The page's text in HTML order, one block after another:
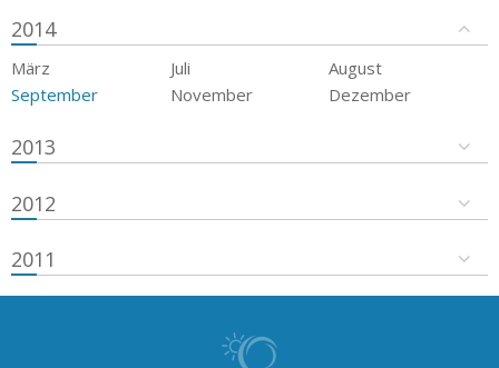
2014
März Juli
August
September
November Dezember
2013
2012
2011